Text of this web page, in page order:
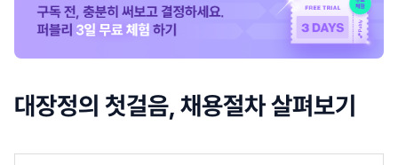
대장정의 첫걸음, 채용절차 살펴보기